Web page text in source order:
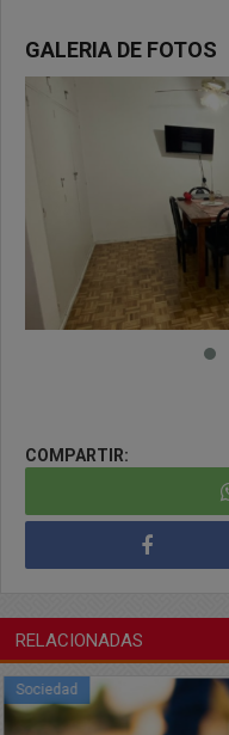
GALERIA DE FOTOS
COMPARTIR:
RELACIONADAS
Sociedad